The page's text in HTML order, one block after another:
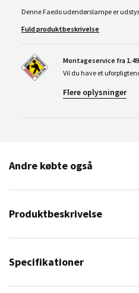
Denne Faedo udendørslampe er
Fuld produktbeskrivelse
Montageservice fra
Vil du have et
Flere oplysninger
Andre købte også
Produktbeskrivelse
Specifikationer